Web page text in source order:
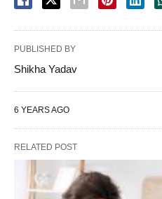
PUBLISHED BY
Shikha Yadav
6 YEARS AGO
RELATED POST